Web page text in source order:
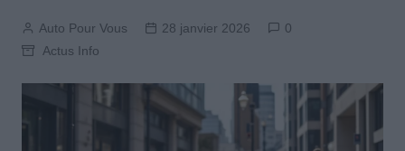
Auto Pour Vous 28 janvier 2026
0
Actus Info